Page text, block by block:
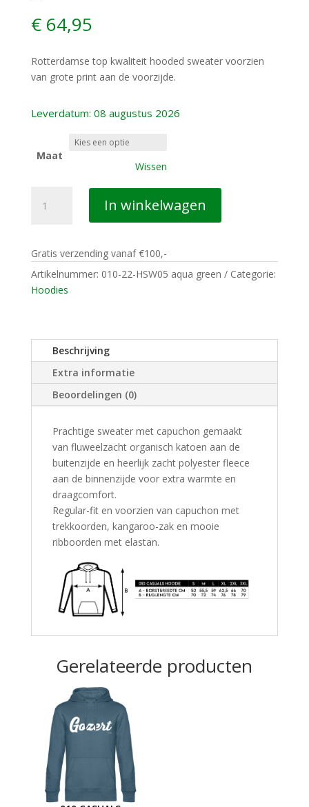
€64,95
Rotterdamse top kwaliteit hooded sweater voorzien
van grote print aan de voorzijde.
Leverdatum: 08 augustus 2026
Maat
Wissen
CASUALS
ROTTERDAM
MOOISTE
ROTSTAD
aqua
In winkelwagen
Gratis verzending vanaf €100,-
Artikelnummer: 010-22-HSW05 aqua green
Categorie:
Hoodies
Beschrijving
Extra informatie
Beoordelingen (0)
Prachtige sweater met capuchon gemaakt
van fluweelzacht organisch katoen aan de
buitenzijde en heerlijk zacht polyester fleece
aan de binnenzijde voor extra warmte en
draagcomfort.
Regular-fit en voorzien van capuchon met
trekkoorden, kangaroo-zak en mooie
ribboorden met elastan.
Gerelateerde producten